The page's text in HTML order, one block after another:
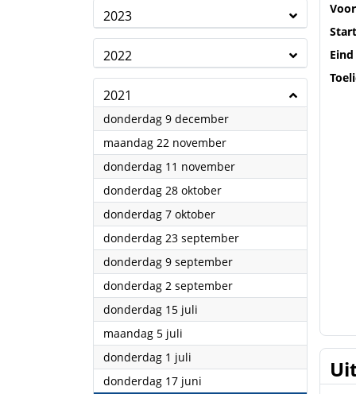
2023
2022
2021
donderdag 9 december2021
maandag 22 november2021
donderdag 11 november2021
donderdag 28 oktober2021
donderdag 7 oktober2021
donderdag 23 september2021
donderdag 9 september2021
donderdag 2 september2021
donderdag 15 juli
maandag 5 juli
donderdag 1 juli
donderdag 17 juni
Start
Eind